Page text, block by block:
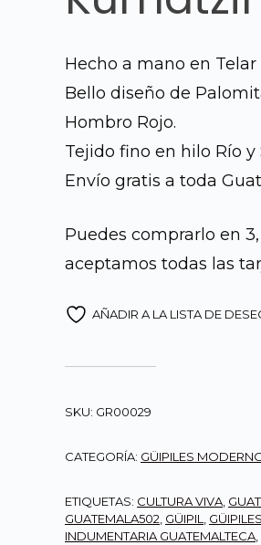
Hecho a mano en
Bello diseño de
Hombro Rojo.
Tejido fino en hilo Río y
Envío gratis a toda
Puedes comprarlo en 3,
aceptamos todas las
AÑADIR A LA LISTA DE
SKU: GR00029
CATEGORÍA: GÜIPILES
ETIQUETAS: CULTURA VIVA
GUATEMALA502 GÜIPIL GÜIPILES
INDUMENTARIA GUATEMALTECA